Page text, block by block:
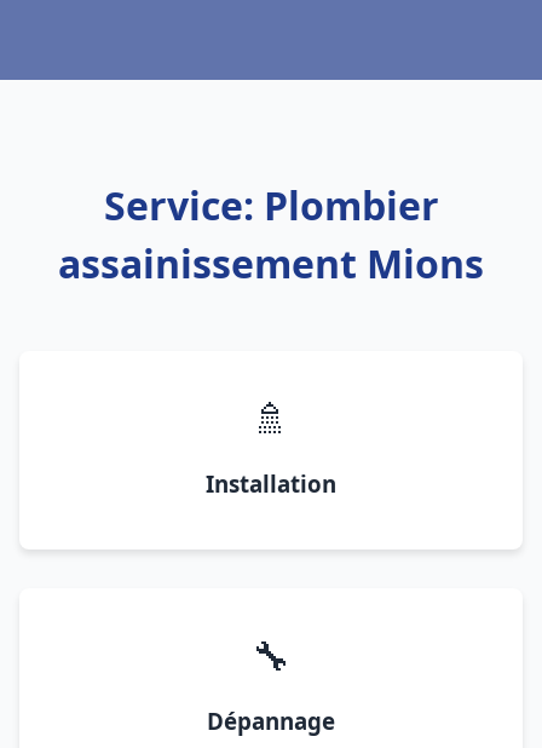
Service: Plombier
assainissement Mions
🚿
Installation
🔧
Dépannage